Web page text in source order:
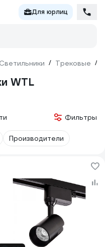
Для юрлиц
Светильники / Трековые /
WTL
Фильтры
Производители